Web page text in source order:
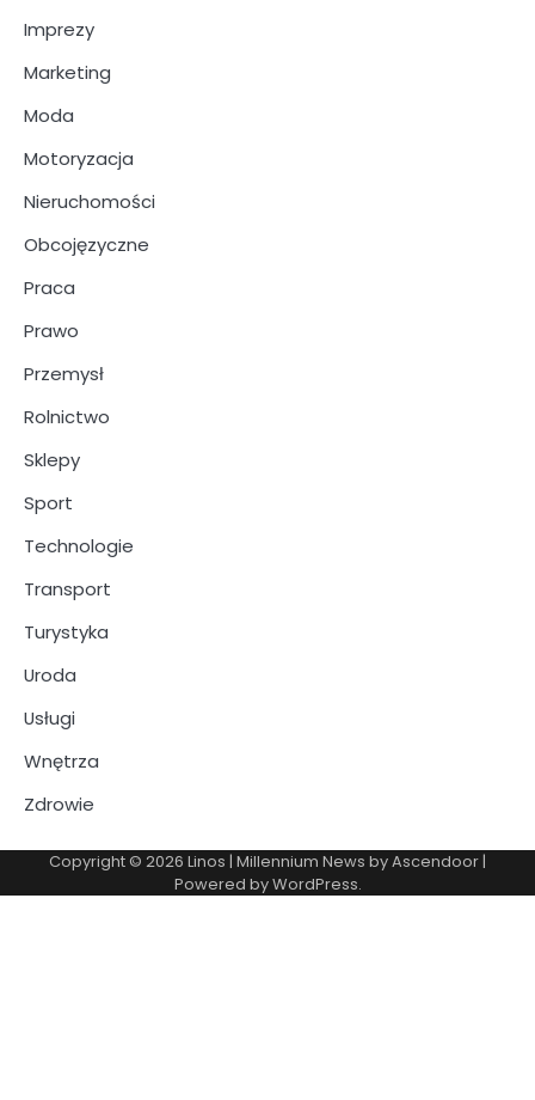
Imprezy
Marketing
Moda
Motoryzacja
Nieruchomości
Obcojęzyczne
Praca
Prawo
Przemysł
Rolnictwo
Sklepy
Sport
Technologie
Transport
Turystyka
Uroda
Usługi
Wnętrza
Zdrowie
Copyright © 2026 Linos | Millennium News byAscendoor |
Powered byWordPress.